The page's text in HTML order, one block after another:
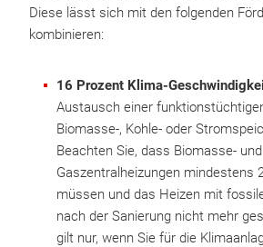
Diese lässt sich mit den folgenden
kombinieren:
16 Prozent Klima-
Austausch einer
Biomasse-, Kohle- oder
Beachten Sie, dass Biomasse- und
Gaszentralheizungen mindestens
müssen und das Heizen mit
nach der Sanierung nicht mehr
gilt nur, wenn Sie für die